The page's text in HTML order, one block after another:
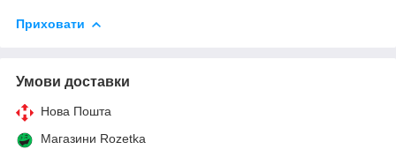
Приховати
Умови доставки
Нова Пошта
Магазини Rozetka